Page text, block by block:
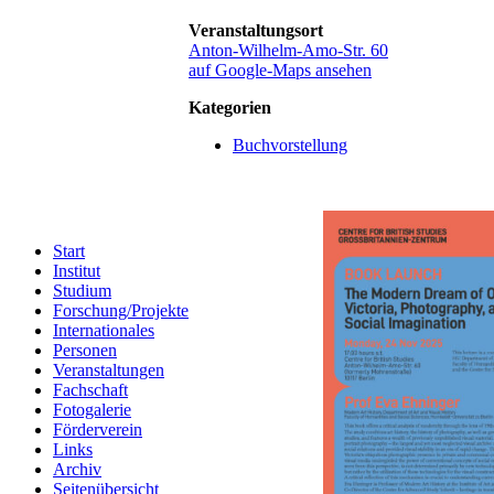
Start
Institut
Studium
Forschung/Projekte
Internationales
Personen
Veranstaltungen
Fachschaft
Fotogalerie
Förderverein
Links
Archiv
Seitenübersicht
Veranstaltungsort
Anton-Wilhelm-Amo-Str. 60
auf Google-Maps ansehen
Kategorien
Buchvorstellung